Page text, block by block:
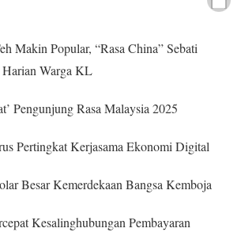
Makin Popular, “Rasa China” Sebati
Warga KL
Pengunjung Rasa Malaysia 2025
Pertingkat Kerjasama Ekonomi Digital
Besar Kemerdekaan Bangsa Kemboja
Kesalinghubungan Pembayaran